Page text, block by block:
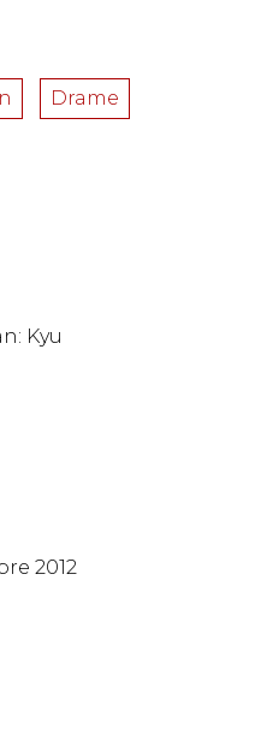
Drame
Kyu
2012